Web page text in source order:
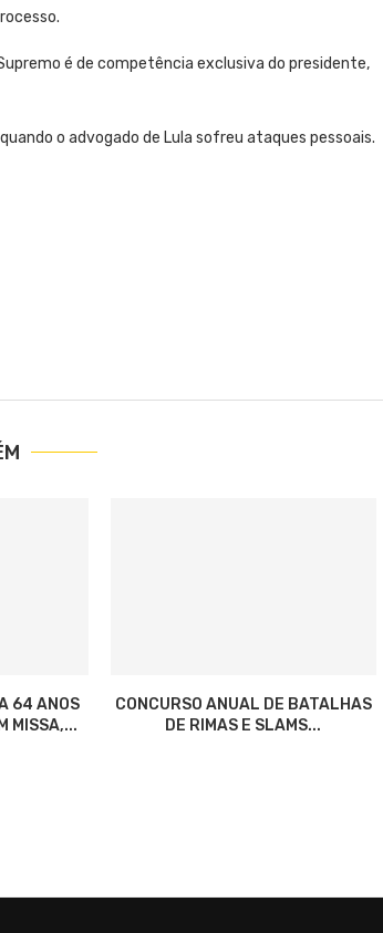
é de competência exclusiva do presidente,
o advogado de Lula sofreu ataques pessoais.
64 ANOS
MISSA,...
CONCURSO ANUAL DE BATALHAS
DE RIMAS E SLAMS...